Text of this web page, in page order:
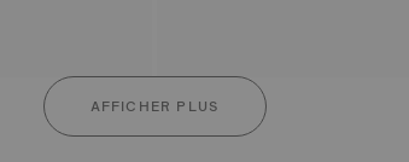
AFFICHER PLUS